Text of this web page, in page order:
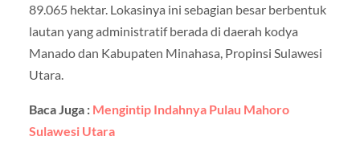
89.065 hektar. Lokasinya ini sebagian besar berbentuk
lautan yang administratif berada di daerah kodya
Manado dan Kabupaten Minahasa, Propinsi Sulawesi
Utara.
Baca Juga : Mengintip Indahnya Pulau Mahoro
Sulawesi Utara